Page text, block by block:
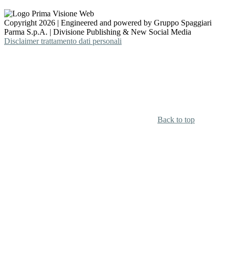
Copyright 2026 | Engineered and powered by Gruppo Spaggiari
Parma S.p.A. | Divisione Publishing & New Social Media
Disclaimer trattamento dati personali
Back to top